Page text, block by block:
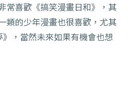
常喜歡《搞笑漫畫日和》，其
類的少年漫畫也很喜歡， 尤其
》，當然未來如果有機會也想